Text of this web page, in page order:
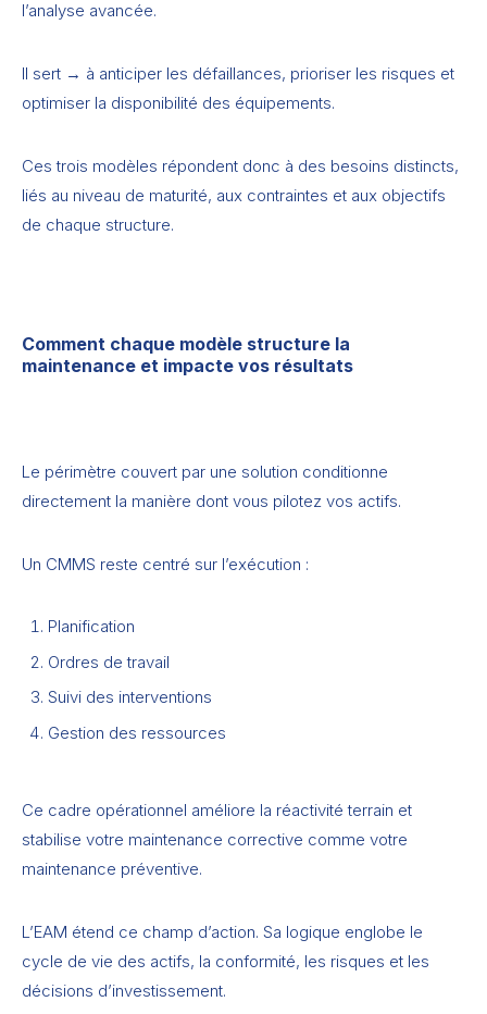
l’analyse avancée.
Il sert → à anticiper les défaillances, prioriser les risques et
optimiser la disponibilité des équipements.
Ces trois modèles répondent donc à des besoins distincts,
liés au niveau de maturité, aux contraintes et aux objectifs
de chaque structure.
Comment chaque modèle structure la
maintenance et impacte vos résultats
Le périmètre couvert par une solution conditionne
directement la manière dont vous pilotez vos actifs.
Un CMMS reste centré sur l’exécution :
Planification
Ordres de travail
Suivi des interventions
Gestion des ressources
Ce cadre opérationnel améliore la réactivité terrain et
stabilise votre maintenance corrective comme votre
maintenance préventive.
L’EAM étend ce champ d’action. Sa logique englobe le
cycle de vie des actifs, la conformité, les risques et les
décisions d’investissement.